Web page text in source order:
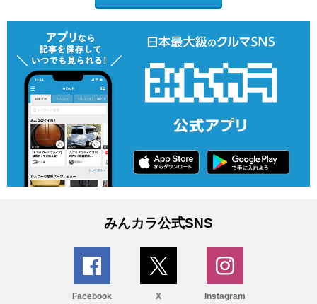
みんカラ公式SNS
Facebook X Instagram